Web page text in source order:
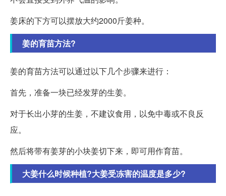
姜床的下方可以摆放大约2000斤姜种。
姜的育苗方法?
姜的育苗方法可以通过以下几个步骤来进行：
首先，准备一块已经发芽的生姜。
对于长出小芽的生姜，不建议食用，以免中毒或不良反
应。
然后将带有姜芽的小块姜切下来，即可用作育苗。
大姜什么时候种植?大姜受冻害的温度是多少?